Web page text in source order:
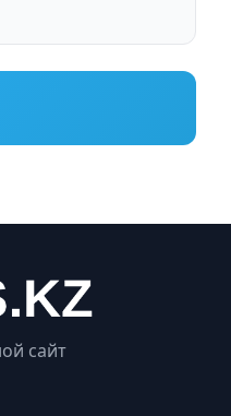
сайт